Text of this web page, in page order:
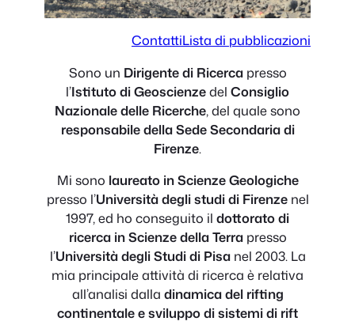
ContattiLista di pubblicazioni
Sono un Dirigente di Ricercapresso
l’Istituto di Geoscienzedel Consiglio
Nazionale delle Ricerche, del quale sono
responsabile della Sede Secondaria di
Firenze.
Mi sono laureato in Scienze Geologiche
presso l’Università degli studi di Firenzenel
1997, ed ho conseguito il dottorato di
ricerca in Scienze della Terrapresso
l’Università degli Studi di Pisanel 2003. La
mia principale attività di ricerca è relativa
all’analisi dalla dinamica del rifting
continentale e sviluppo di sistemi di rift